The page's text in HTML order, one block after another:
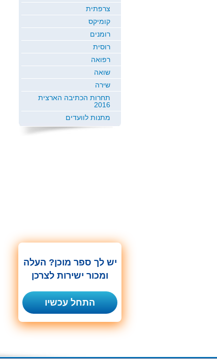
צרפתית
קומיקס
רומנים
רוסית
רפואה
שואה
שירה
תחרות הכתיבה הארצית
2016
מתנות לוועדים
יש לך ספר מוכן? העלה
ומכור ישירות לצרכן
התחל עכשיו